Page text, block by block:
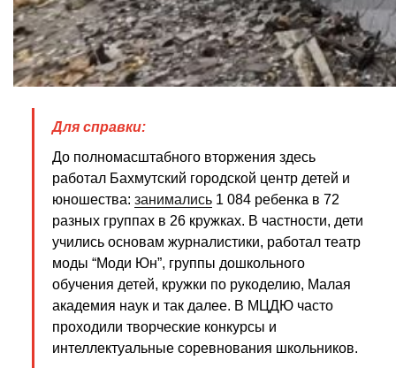
Для справки:
До полномасштабного вторжения здесь
работал Бахмутский городской центр детей и
юношества: занимались1 084 ребенка в 72
разных группах в 26 кружках. В частности, дети
учились основам журналистики, работал театр
моды “Моди Юн”, группы дошкольного
обучения детей, кружки по рукоделию, Малая
академия наук и так далее. В МЦДЮ часто
проходили творческие конкурсы и
интеллектуальные соревнования школьников.